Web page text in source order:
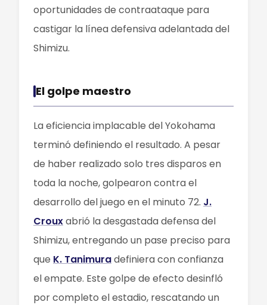
oportunidades de contraataque para
castigar la línea defensiva adelantada del
Shimizu.
El golpe maestro
La eficiencia implacable del Yokohama
terminó definiendo el resultado. A pesar
de haber realizado solo tres disparos en
toda la noche, golpearon contra el
desarrollo del juego en el minuto 72. J.
Crouxabrió la desgastada defensa del
Shimizu, entregando un pase preciso para
que K. Tanimuradefiniera con confianza
el empate. Este golpe de efecto desinfló
por completo el estadio, rescatando un